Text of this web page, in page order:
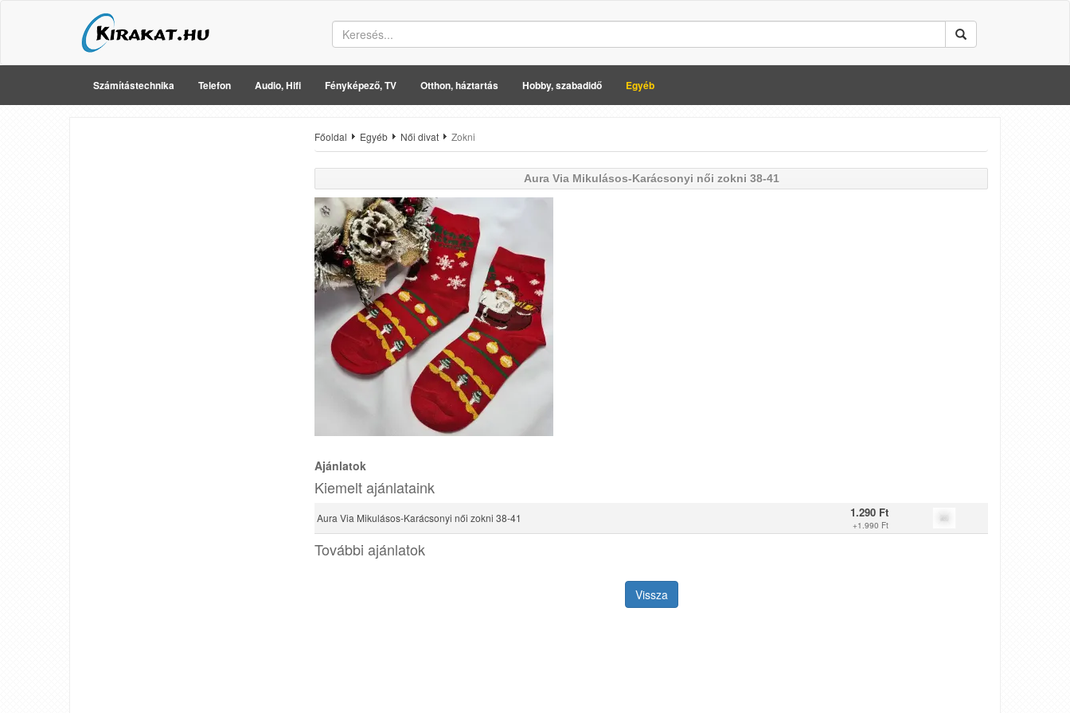
Számítástechnika Telefon Audio, Hifi Fényképező, TV Otthon, háztartás Hobby, szabadidő Egyéb
Főoldal Egyéb Női divat Zokni
Aura Via Mikulásos-Karácsonyi női zokni 38-41
Ajánlatok
Kiemelt ajánlataink
Aura Via Mikulásos-Karácsonyi női zokni 38-41 1.290 Ft
+1.990 Ft
További ajánlatok
Vissza